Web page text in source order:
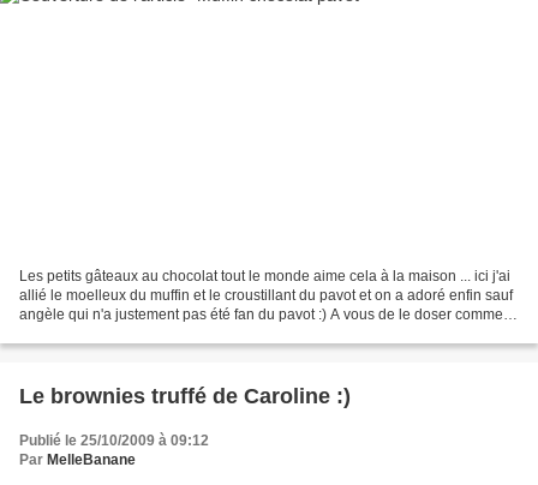
Les petits gâteaux au chocolat tout le monde aime cela à la maison ... ici j'ai
allié le moelleux du muffin et le croustillant du pavot et on a adoré enfin sauf
angèle qui n'a justement pas été fan du pavot :) A vous de le doser comme
Le brownies truffé de Caroline :)
Publié le 25/10/2009 à 09:12
Par MelleBanane